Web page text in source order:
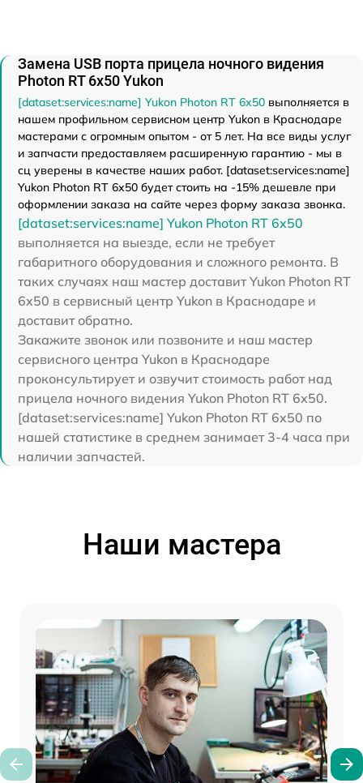
Замена USB порта прицела ночного видения
Photon RT 6х50 Yukon
[dataset:services:name] Yukon Photon RT 6х50 выполняется в
нашем профильном сервисном центр Yukon в Краснодаре
мастерами с огромным опытом - от 5 лет. На все виды услуг
и запчасти предоставляем расширенную гарантию - мы в
сц уверены в качестве наших работ. [dataset:services:name]
Yukon Photon RT 6х50 будет стоить на -15% дешевле при
оформлении заказа на сайте через форму заказа звонка.
[dataset:services:name] Yukon Photon RT 6х50
выполняется на выезде, если не требует
габаритного оборудования и сложного ремонта. В
таких случаях наш мастер доставит Yukon Photon RT
6х50 в сервисный центр Yukon в Краснодаре и
доставит обратно.
Закажите звонок или позвоните и наш мастер
сервисного центра Yukon в Краснодаре
проконсультирует и озвучит стоимость работ над
прицела ночного видения Yukon Photon RT 6х50.
[dataset:services:name] Yukon Photon RT 6х50 по
нашей статистике в среднем занимает 3-4 часа при
наличии запчастей.
Наши мастера